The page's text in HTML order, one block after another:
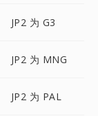
JP2 为 G3
JP2 为 MNG
JP2 为 PAL